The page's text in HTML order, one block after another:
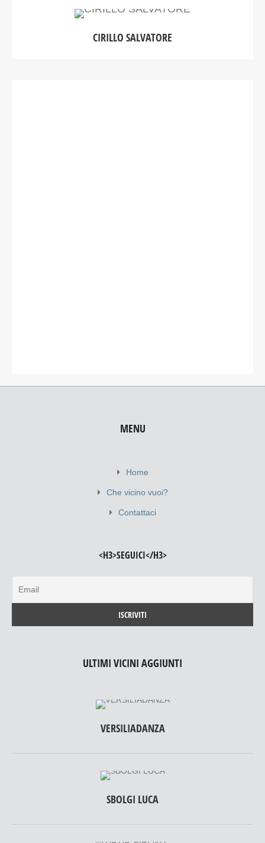
CIRILLO SALVATORE
MENU
Home
Che vicino vuoi?
Contattaci
<H3>SEGUICI</H3>
ULTIMI VICINI AGGIUNTI
VERSILIADANZA
SBOLGI LUCA